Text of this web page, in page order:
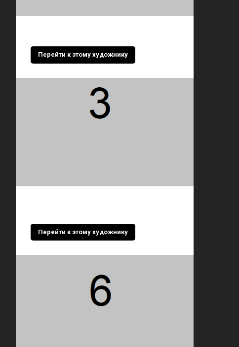
Перейти к этому художнику
Перейти к этому художнику